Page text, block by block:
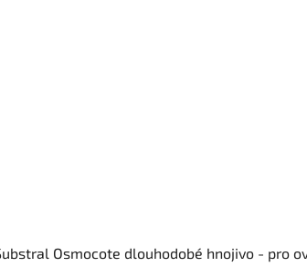
Osmocote dlouhodobé hnojivo - pro